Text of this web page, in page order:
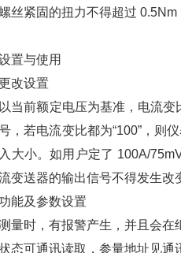
丝紧固的扭力不得超过 0.5Nm
置与使用
改设置
当前额定电压为基准，电流
，若电流变比都为“100”，则
大小。如用户定了 100A/
变送器的输出信号不得发生改
能及参数设置
量时，有报警产生，并且会在
态可通讯读取，参量地址见